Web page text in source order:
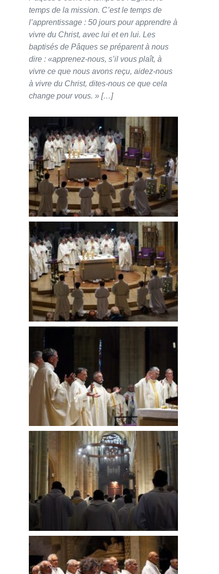
temps de la mission. C’est le temps de
l’apprentissage : 50 jours pour apprendre à
vivre du Christ, avec lui et en lui. Les
baptisés de Pâques se préparent à nous
dire : «apprenez-nous, s’il vous plaît, à
vivre ce que nous avons reçu, aidez-nous
à vivre du Christ, dites-nous ce que cela
change pour vous. » […]